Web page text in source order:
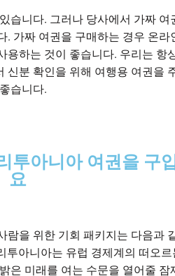
습니다. 그러나 당사에서 가짜 여
. 가짜 여권을 구매하는 경우 온라
용하는 것이 좋습니다. 우리는 항
신분 확인을 위해 여행용 여권을
습니다.
투아니아 여권을 구
요
람을 위한 기회 패키지는 다음과
투아니아는 유럽 경제계의 떠오르
은 미래를 여는 수문을 열어줄 잠